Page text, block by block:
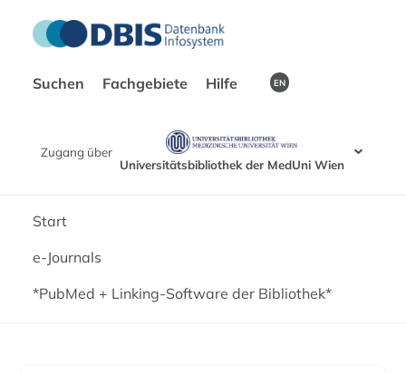
Suchen Fachgebiete Hilfe EN
Zugang über
Universitätsbibliothek der MedUni Wien
Start
e-Journals
*PubMed + Linking-Software der Bibliothek*